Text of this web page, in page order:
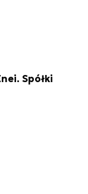
Spółki